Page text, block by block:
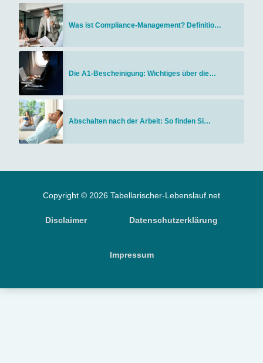
Was ist Compliance-Management? Definitio…
Die A1-Bescheinigung: Wichtiges über die…
Abschalten nach der Arbeit: So finden Si…
Copyright © 2026 Tabellarischer-Lebenslauf.net
Disclaimer Datenschutzerklärung
Impressum